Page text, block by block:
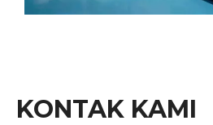
KONTAK KAMI